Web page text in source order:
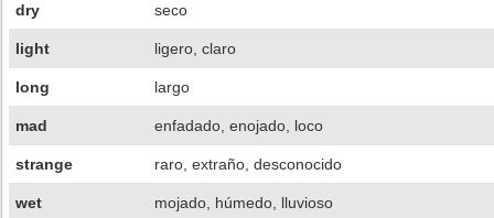
dry seco
light ligero, claro
long largo
mad enfadado, enojado, loco
strange raro, extraño, desconocido
wet mojado, húmedo, lluvioso